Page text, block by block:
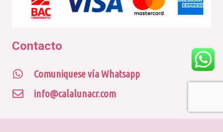
Contacto
Comuniquese vía Whatsapp
info@calalunacr.com